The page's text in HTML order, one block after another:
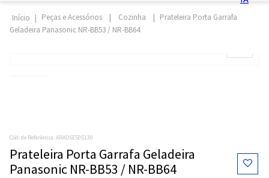
Peças e Acessórios Cozinha
Prateleira Porta Garrafa
Geladeira Panasonic NR-BB53 / NR-BB64
Cód. de Referência:ARADSE505130
Prateleira Porta Garrafa Geladeira
Panasonic NR-BB53 / NR-BB64